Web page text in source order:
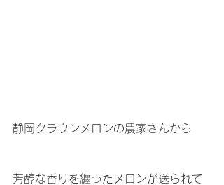
静岡クラウンメロンの農家さんから
芳醇な香りを纏ったメロンが送られて